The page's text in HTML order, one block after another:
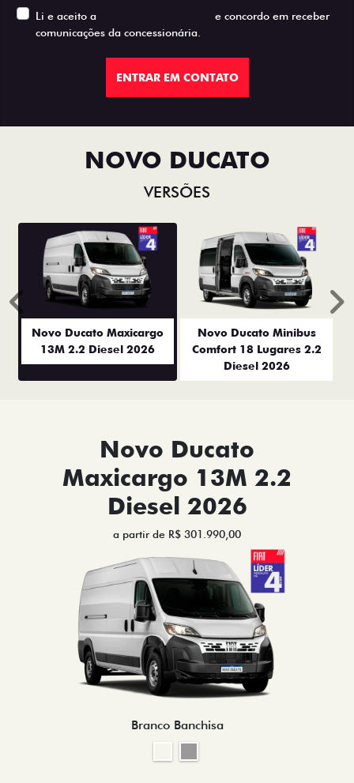
Li e aceito a
e concordo em receber
comunicações da concessionária.
ENTRAR EM CONTATO
NOVO DUCATO
VERSÕES
Novo Ducato Maxicargo
13M 2.2 Diesel 2026
Novo Ducato Minibus
Comfort 18 Lugares 2.2
Diesel 2026
Anterior
Novo Ducato
Maxicargo 13M 2.2
Diesel 2026
a partir de R$ 301.990,00
Branco Banchisa